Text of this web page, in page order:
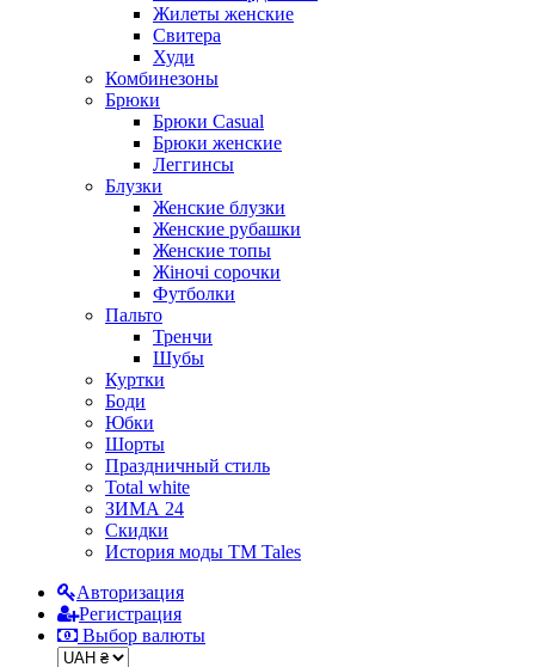
Жилеты женские
Свитера
Худи
Комбинезоны
Брюки
Брюки Casual
Брюки женские
Леггинсы
Блузки
Женские блузки
Женские рубашки
Женские топы
Жіночі сорочки
Футболки
Пальто
Тренчи
Шубы
Куртки
Боди
Юбки
Шорты
Праздничный стиль
Total white
ЗИМА 24
Скидки
История моды ТМ Tales
Авторизация
Регистрация
Выбор валюты